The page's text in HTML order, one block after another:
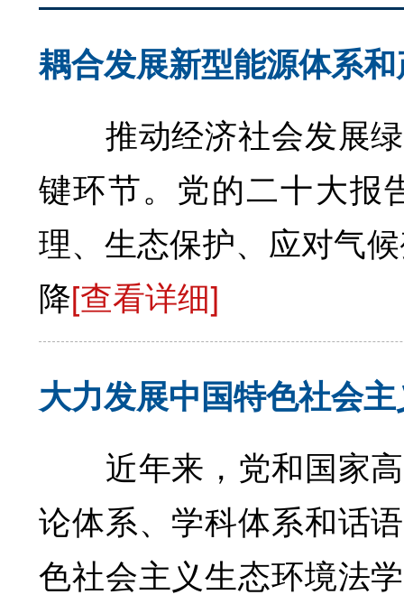
耦合发展新型能源体系
推动经济社会发展绿
键环节。党的二十大报
理、生态保护、应对气
降[查看详细]
大力发展中国特色社会
近年来，党和国家高
论体系、学科体系和话
色社会主义生态环境法